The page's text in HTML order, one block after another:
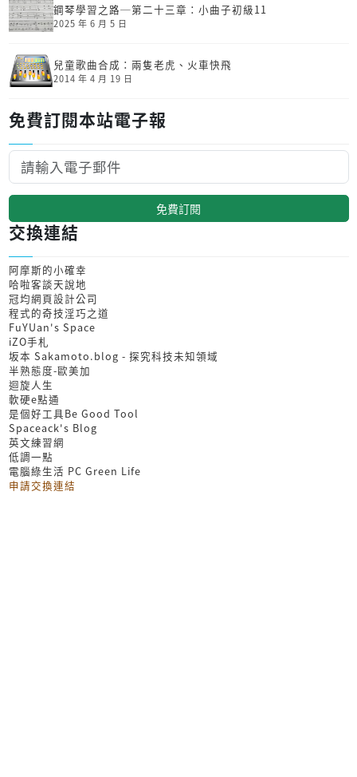
鋼琴學習之路─第二十三章：小曲子初級11
2025 年 6 月 5 日
兒童歌曲合成：兩隻老虎、火車快飛
2014 年 4 月 19 日
免費訂閱本站電子報
免費訂閱
交換連結
阿摩斯的小確幸
哈啦客談天說地
冠均網頁設計公司
程式的奇技淫巧之道
FuYUan's Space
iZO手札
坂本 Sakamoto.blog - 探究科技未知領域
半熟態度-歐美加
迴旋人生
軟硬e點通
是個好工具Be Good Tool
Spaceack's Blog
英文練習網
低調一點
電腦綠生活 PC Green Life
申請交換連結